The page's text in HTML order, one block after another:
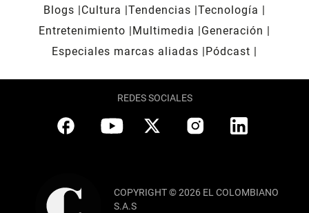
Blogs
Cultura Tendencias Tecnología
Entretenimiento
Multimedia
Generación
Especiales marcas aliadas
Pódcast
REDES SOCIALES
COPYRIGHT © 2026 EL COLOMBIANO
S.A.S